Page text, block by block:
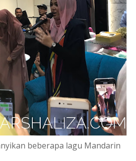
beberapa lagu Mandarin